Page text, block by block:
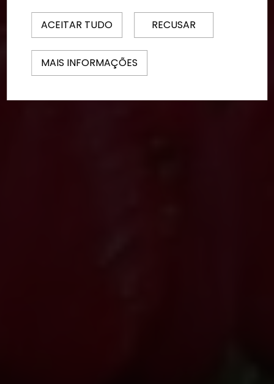
ACEITAR TUDO RECUSAR
MAIS INFORMAÇÕES